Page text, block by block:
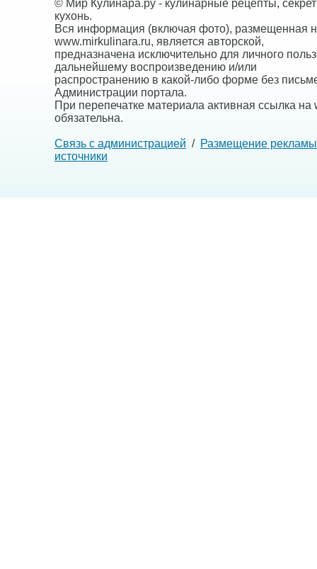
© Мир Кулинара.ру - кулинарные рецепты,
кухонь.
Вся информация (включая фото), размещенная
www.mirkulinara.ru, является авторской,
предназначена исключительно для личного
дальнейшему воспроизведению и/или
распространению в какой-либо форме без
Администрации портала.
При перепечатке материала активная ссылка на
обязательна.
Связь с администрацией / Размещение рекламы
источники